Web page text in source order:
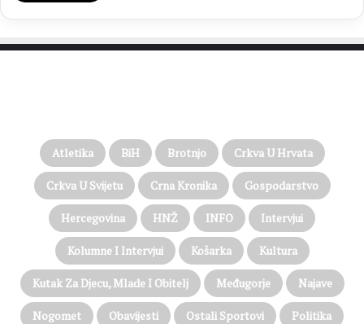
Atletika BiH Brotnjo Crkva U Hrvata
Crkva U Svijetu Crna Kronika Gospodarstvo
Hercegovina HNŽ INFO Intervjui
Kolumne I Intervjui Košarka Kultura
Kutak Za Djecu, Mlade I Obitelj Međugorje Najave
Nogomet Obavijesti Ostali Sportovi Politika